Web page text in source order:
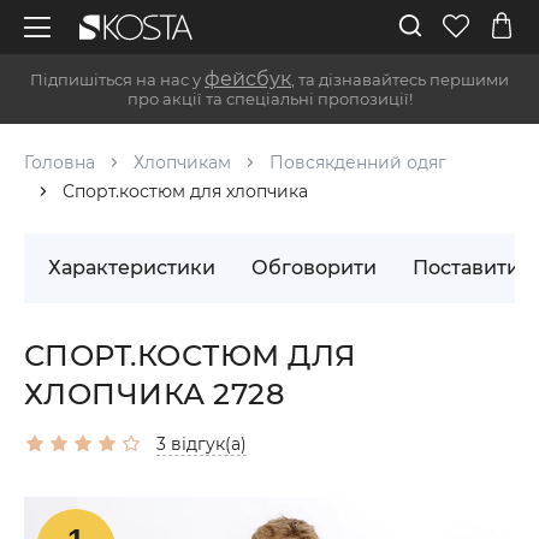
Підпишіться на нас у фейсбук , та дізнавайтесь першими
про акції та спеціальні пропозиції!
Головна Хлопчикам
Повсякденний одяг
Спорт.костюм для хлопчика
Характеристики Обговорити Поставити
СПОРТ.КОСТЮМ ДЛЯ
ХЛОПЧИКА 2728
3 відгук(а)